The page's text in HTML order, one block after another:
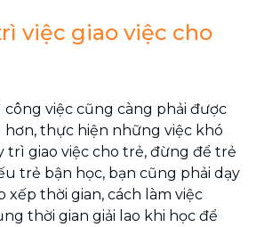
việc giao việc cho
việc cũng càng phải được
hơn, thực hiện những việc khó
trì giao việc cho trẻ, đừng để trẻ
trẻ bận học, bạn cũng phải dạy
xếp thời gian, cách làm việc
thời gian giải lao khi học để